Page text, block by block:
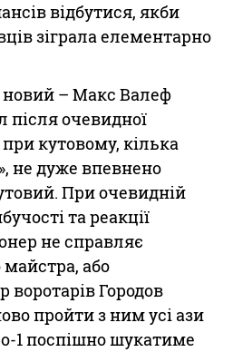
відбутися, якби
зіграла елементарно
– Макс Валеф
після очевидної
кутовому, кілька
не дуже впевнено
При очевидній
та реакції
не справляє
або
воротарів Городов
пройти з ним усі ази
1 поспішно шукатиме